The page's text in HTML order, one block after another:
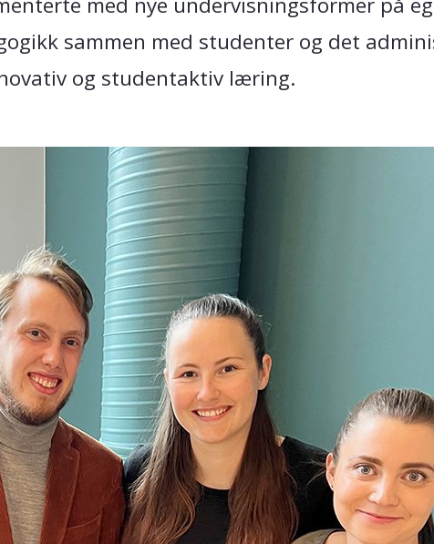
sammen med studenter og det
og studentaktiv læring.